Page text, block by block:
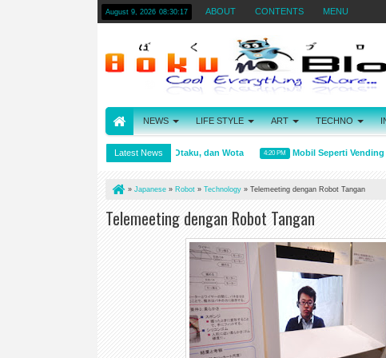
August 9, 2026 08:30:17 ABOUT CONTENTS MENU
NEWS LIFE STYLE ART TECHNO
Latest News
Arti kata Wibu, Otaku, dan Wota 4:20 PM Mobil Seperti Vending
» Japanese » Robot » Technology » Telemeeting dengan Robot Tangan
Telemeeting dengan Robot Tangan